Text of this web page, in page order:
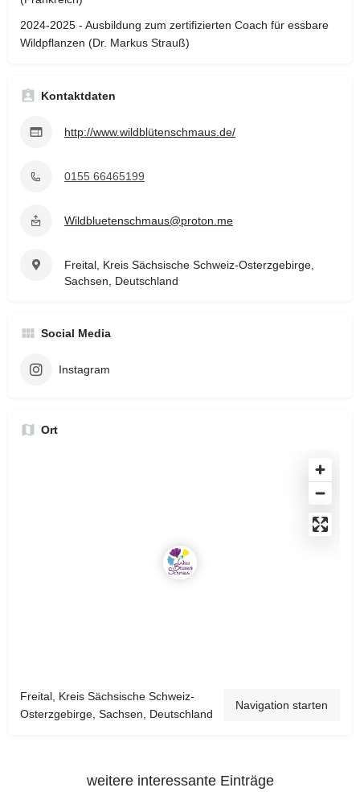
2024-2025 - Ausbildung zum zertifizierten Coach für essbare
Wildpflanzen (Dr. Markus Strauß)
Kontaktdaten
http://www.wildblütenschmaus.de/
0155 66465199
Wildbluetenschmaus@proton.me
Freital, Kreis Sächsische Schweiz-Osterzgebirge,
Sachsen, Deutschland
Social Media
Instagram
Ort
Freital, Kreis Sächsische Schweiz-
Osterzgebirge, Sachsen, Deutschland
Navigation starten
weitere interessante Einträge